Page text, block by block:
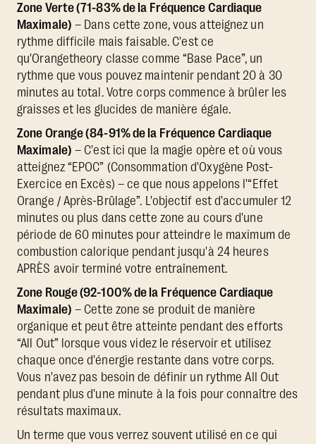
Zone Verte (71-83% de la Fréquence Cardiaque
Maximale) – Dans cette zone, vous atteignez un
rythme difficile mais faisable. C'est ce
qu'Orangetheory classe comme “Base Pace”, un
rythme que vous pouvez maintenir pendant 20 à 30
minutes au total. Votre corps commence à brûler les
graisses et les glucides de manière égale.
Zone Orange (84-91% de la Fréquence Cardiaque
Maximale) – C'est ici que la magie opère et où vous
atteignez “EPOC” (Consommation d'Oxygène Post-
Exercice en Excès) – ce que nous appelons l'“Effet
Orange / Après-Brûlage”. L'objectif est d'accumuler 12
minutes ou plus dans cette zone au cours d'une
période de 60 minutes pour atteindre le maximum de
combustion calorique pendant jusqu'à 24 heures
APRÈS avoir terminé votre entraînement.
Zone Rouge (92-100% de la Fréquence Cardiaque
Maximale) – Cette zone se produit de manière
organique et peut être atteinte pendant des efforts
“All Out” lorsque vous videz le réservoir et utilisez
chaque once d'énergie restante dans votre corps.
Vous n'avez pas besoin de définir un rythme All Out
pendant plus d'une minute à la fois pour connaître des
résultats maximaux.
Un terme que vous verrez souvent utilisé en ce qui